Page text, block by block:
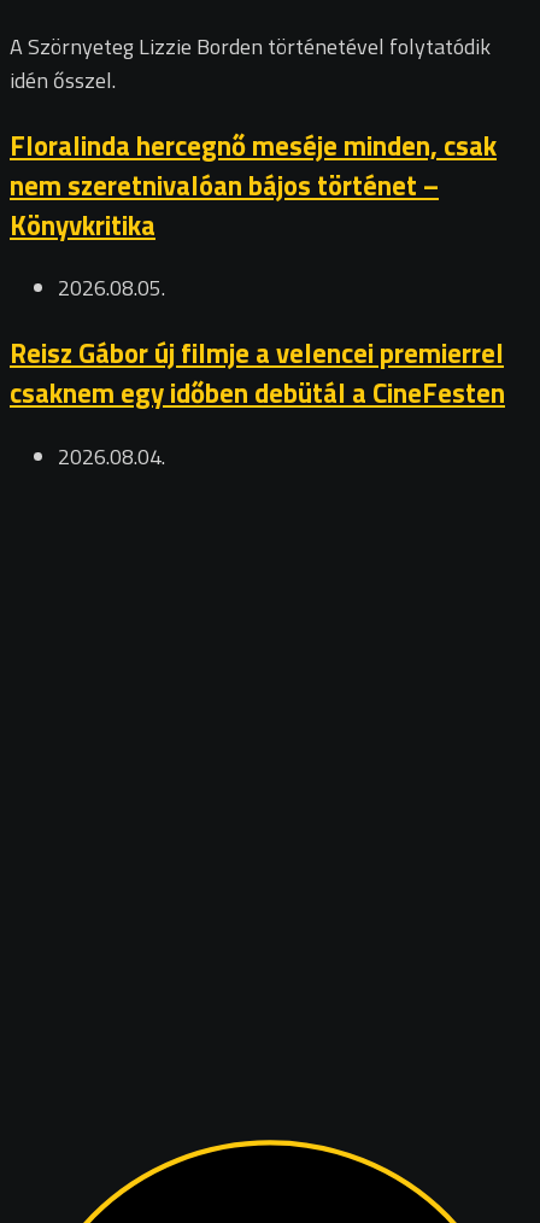
A Szörnyeteg Lizzie Borden történetével folytatódik
idén ősszel.
Floralinda hercegnő meséje minden, csak
nem szeretnivalóan bájos történet –
Könyvkritika
2026.08.05.
Reisz Gábor új filmje a velencei premierrel
csaknem egy időben debütál a CineFesten
2026.08.04.